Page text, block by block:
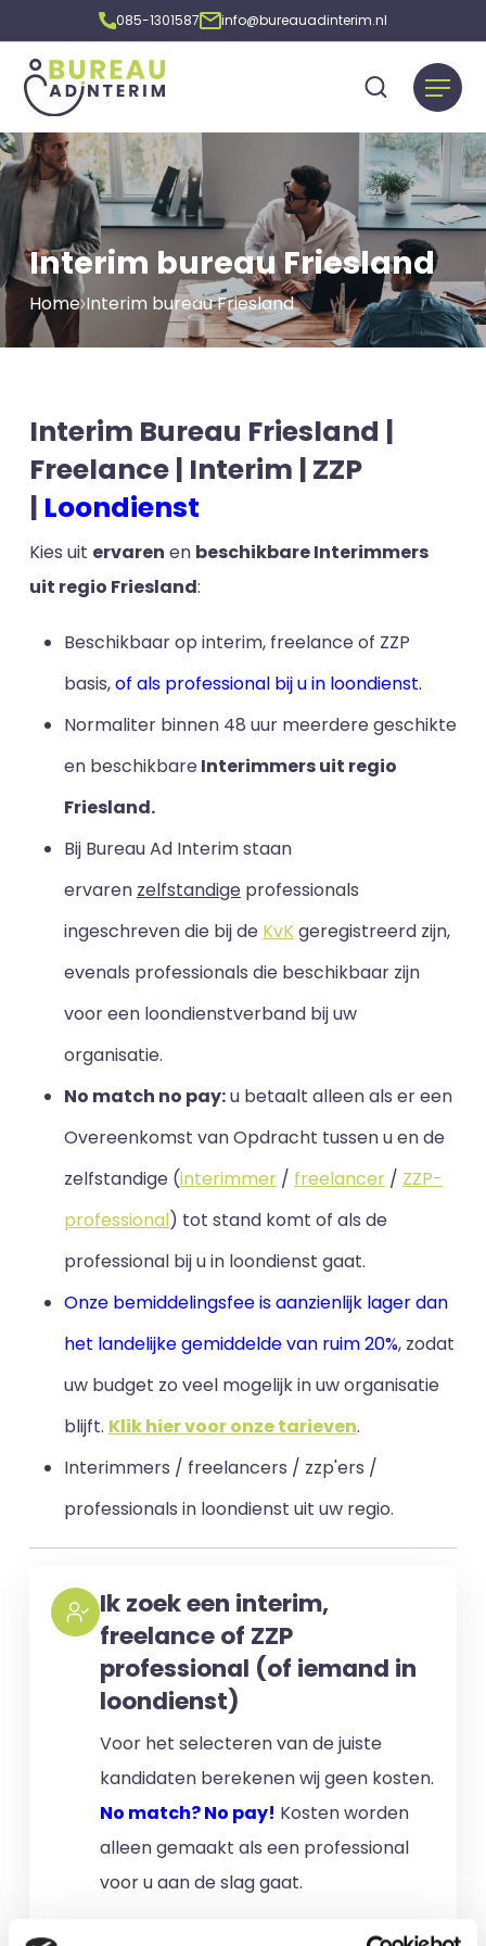
085-1301587 info@bureauadinterim.nl
Interim bureau Friesland
Home Interim bureau Friesland
Interim Bureau Friesland |
Freelance | Interim | ZZP
| Loondienst
Kies uit ervaren en beschikbare Interimmers
uit regio Friesland:
Beschikbaar op interim, freelance of ZZP
basis,of als professional bij u in loondienst.
Normaliter binnen 48 uur meerdere geschikte
en beschikbareInterimmers uit regio
Friesland.
Bij Bureau Ad Interim staan
ervaren zelfstandige professionals
ingeschreven die bij de KvKgeregistreerd zijn,
evenals professionals die beschikbaar zijn
voor een loondienstverband bij uw
organisatie.
No match no pay:u betaalt alleen als er een
Overeenkomst van Opdracht tussen u en de
zelfstandige (interimmer / freelancer / ZZP-
professional) tot stand komt of als de
professional bij u in loondienst gaat.
Onze bemiddelingsfee is aanzienlijk lager dan
het landelijke gemiddelde van ruim 20%, zodat
uw budget zo veel mogelijk in uw organisatie
blijft. Klik hier voor onze tarieven.
Interimmers / freelancers / zzp'ers /
professionals in loondienst uit uw regio.
Ik zoek een interim,
freelance of ZZP
professional (of iemand in
loondienst)
Voor het selecteren van de juiste
kandidaten berekenen wij geen kosten.
No match? No pay! Kosten worden
alleen gemaakt als een professional
voor u aan de slag gaat.